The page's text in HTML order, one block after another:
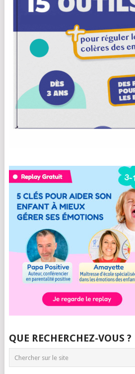
QUE RECHERCHEZ-VOUS ?